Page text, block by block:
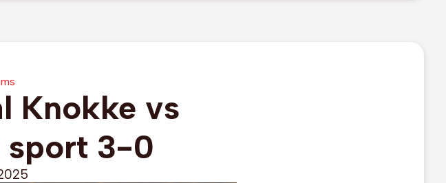
Knokke vs
sport 3-0